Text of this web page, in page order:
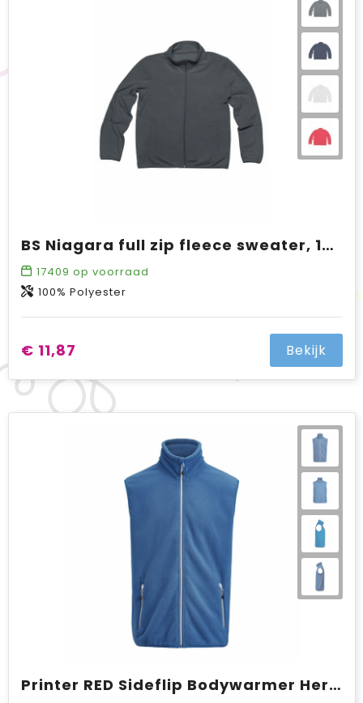
Brievenbuspakketten
BS Niagara full zip fleece sweater, 160 gr/m²
17409 op voorraad
100% Polyester
€ 11,87 Bekijk
Printer RED Sideflip Bodywarmer Heren